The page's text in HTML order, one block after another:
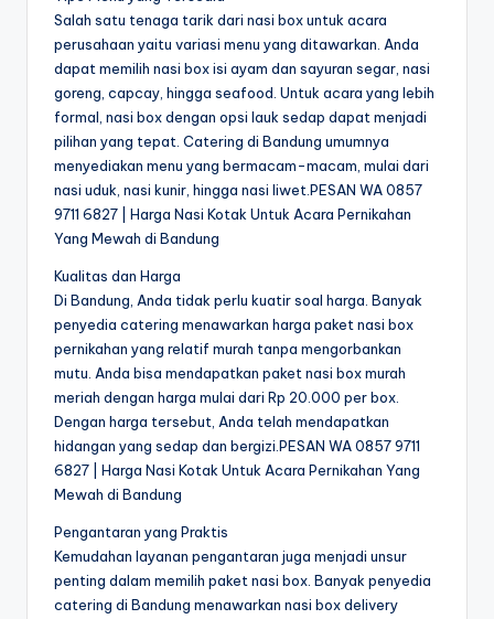
Salah satu tenaga tarik dari nasi box untuk acara
perusahaan yaitu variasi menu yang ditawarkan. Anda
dapat memilih nasi box isi ayam dan sayuran segar, nasi
goreng, capcay, hingga seafood. Untuk acara yang lebih
formal, nasi box dengan opsi lauk sedap dapat menjadi
pilihan yang tepat. Catering di Bandung umumnya
menyediakan menu yang bermacam-macam, mulai dari
nasi uduk, nasi kunir, hingga nasi liwet.PESAN WA 0857
9711 6827 | Harga Nasi Kotak Untuk Acara Pernikahan
Yang Mewah di Bandung
Kualitas dan Harga
Di Bandung, Anda tidak perlu kuatir soal harga. Banyak
penyedia catering menawarkan harga paket nasi box
pernikahan yang relatif murah tanpa mengorbankan
mutu. Anda bisa mendapatkan paket nasi box murah
meriah dengan harga mulai dari Rp 20.000 per box.
Dengan harga tersebut, Anda telah mendapatkan
hidangan yang sedap dan bergizi.PESAN WA 0857 9711
6827 | Harga Nasi Kotak Untuk Acara Pernikahan Yang
Mewah di Bandung
Pengantaran yang Praktis
Kemudahan layanan pengantaran juga menjadi unsur
penting dalam memilih paket nasi box. Banyak penyedia
catering di Bandung menawarkan nasi box delivery